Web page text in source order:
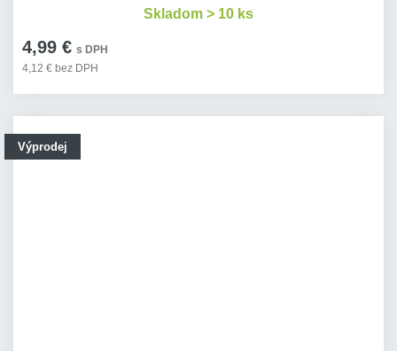
4,99 € s DPH
4,12 € bez DPH
Skladom > 10 ks
Výprodej